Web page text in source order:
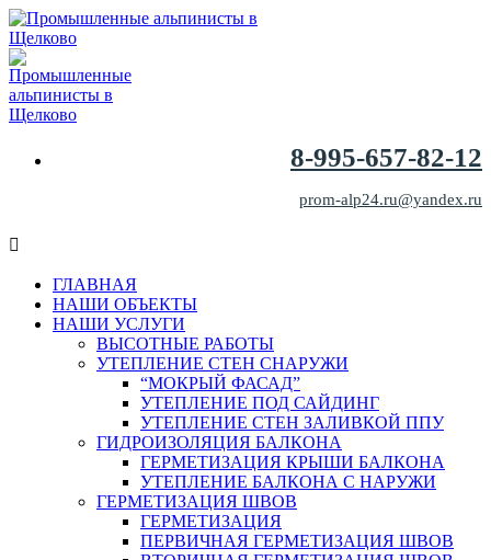
8-995-657-82-12
prom-alp24.ru@yandex.ru
ГЛАВНАЯ
НАШИ ОБЪЕКТЫ
НАШИ УСЛУГИ
ВЫСОТНЫЕ РАБОТЫ
УТЕПЛЕНИЕ СТЕН СНАРУЖИ
“МОКРЫЙ ФАСАД”
УТЕПЛЕНИЕ ПОД САЙДИНГ
УТЕПЛЕНИЕ СТЕН ЗАЛИВКОЙ ППУ
ГИДРОИЗОЛЯЦИЯ БАЛКОНА
ГЕРМЕТИЗАЦИЯ КРЫШИ БАЛКОНА
УТЕПЛЕНИЕ БАЛКОНА С НАРУЖИ
ГЕРМЕТИЗАЦИЯ ШВОВ
ГЕРМЕТИЗАЦИЯ
ПЕРВИЧНАЯ ГЕРМЕТИЗАЦИЯ ШВОВ